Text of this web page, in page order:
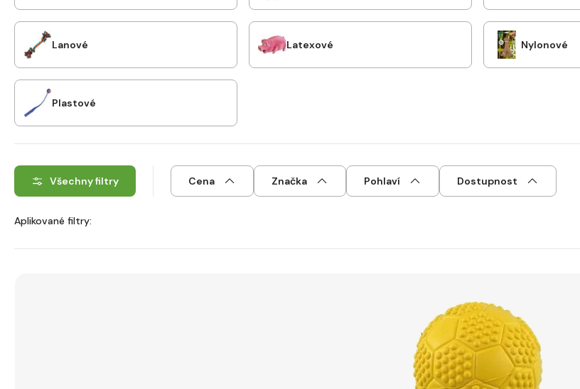
Lanové Latexové Nylonové
Plastové
Všechny filtry Cena Značka Pohlaví Dostupnost
Aplikované filtry: